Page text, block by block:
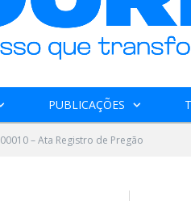
PUBLICAÇÕES
00010 – Ata Registro de Pregão